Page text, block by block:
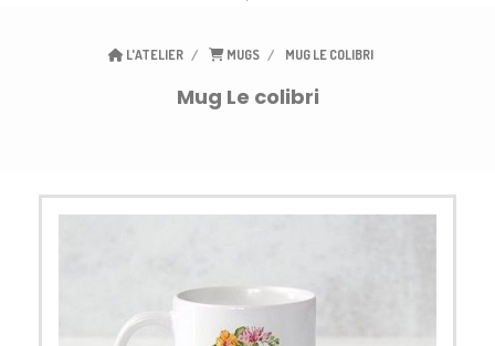
L'ATELIER MUGS MUG LE COLIBRI
Mug Le colibri